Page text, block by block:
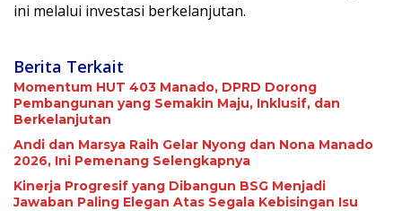
ini melalui investasi berkelanjutan.
Berita Terkait
Momentum HUT 403 Manado, DPRD Dorong
Pembangunan yang Semakin Maju, Inklusif, dan
Berkelanjutan
Andi dan Marsya Raih Gelar Nyong dan Nona Manado
2026, Ini Pemenang Selengkapnya
Kinerja Progresif yang Dibangun BSG Menjadi
Jawaban Paling Elegan Atas Segala Kebisingan Isu